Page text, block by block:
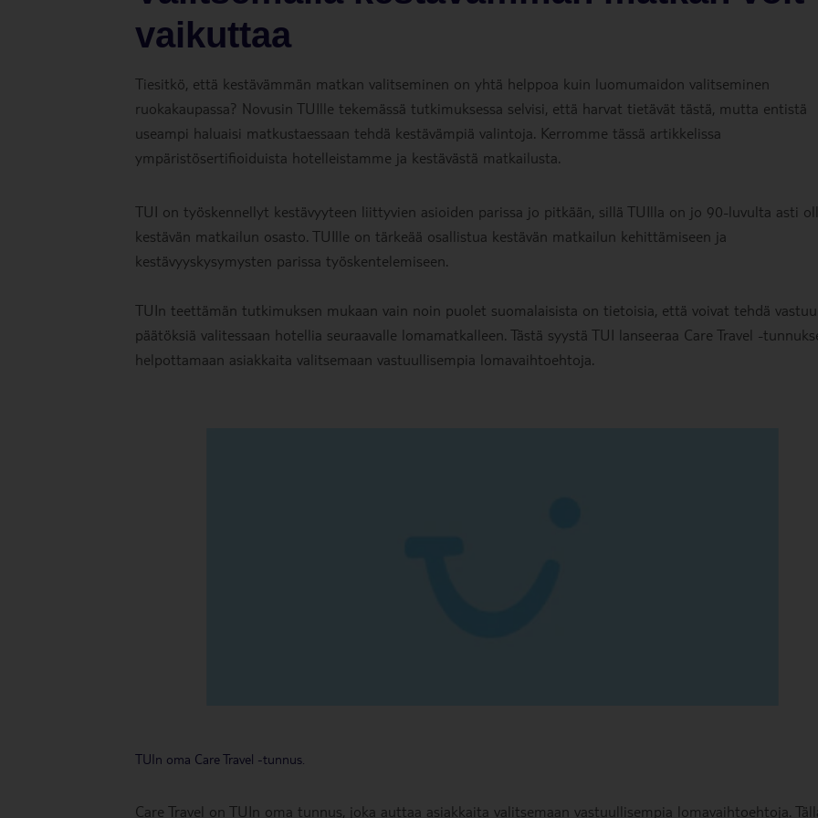
vaikuttaa
Tiesitkö, että kestävämmän matkan valitseminen on yhtä helppoa kuin luomumaidon valitseminen
ruokakaupassa? Novusin TUIlle tekemässä tutkimuksessa selvisi, että harvat tietävät tästä, mutta entistä
useampi haluaisi matkustaessaan tehdä kestävämpiä valintoja. Kerromme tässä artikkelissa
ympäristösertifioiduista hotelleistamme ja kestävästä matkailusta.
TUI on työskennellyt kestävyyteen liittyvien asioiden parissa jo pitkään, sillä TUIlla on jo 90-luvulta asti
kestävän matkailun osasto. TUIlle on tärkeää osallistua kestävän matkailun kehittämiseen ja
kestävyyskysymysten parissa työskentelemiseen.
TUIn teettämän tutkimuksen mukaan vain noin puolet suomalaisista on tietoisia, että voivat tehdä
päätöksiä valitessaan hotellia seuraavalle lomamatkalleen. Tästä syystä TUI lanseeraa Care Travel -
helpottamaan asiakkaita valitsemaan vastuullisempia lomavaihtoehtoja.
TUIn oma Care Travel -tunnus.
Care Travel on TUIn oma tunnus, joka auttaa asiakkaita valitsemaan vastuullisempia lomavaihtoehtoja.